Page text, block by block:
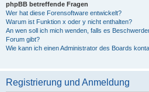
phpBB betreffende Fragen
Wer hat diese Forensoftware entwickelt?
Warum ist Funktion x oder y nicht enthalten?
An wen soll ich mich wenden, falls es
Forum gibt?
Wie kann ich einen Administrator des Boards
Registrierung und Anmeldung